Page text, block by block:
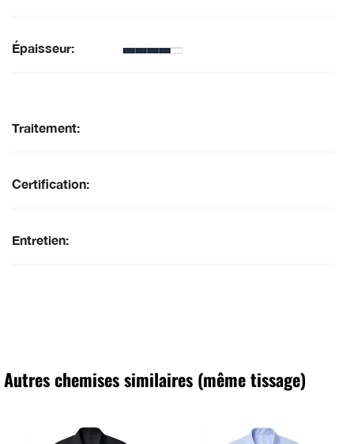
Épaisseur:
Traitement:
Certification:
Entretien:
Autres chemises similaires (même tissage)